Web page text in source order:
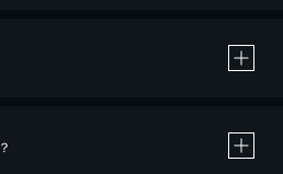
トカード決済による作品の購入 / レンタルです。